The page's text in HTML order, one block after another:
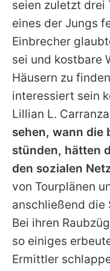
seien zuletzt drei
eines der Jungs
Einbrecher
sei und kostbare
Häusern zu
interessiert sein
Lillian L.
sehen, wann die
stünden, hätten
den sozialen
von Tourplänen
anschließend die
Bei ihren
so einiges
Ermittler